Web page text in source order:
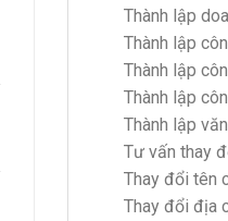
Thành lập
Thành lập
Thành lập
Thành lập
Thành lập
Tư vấn thay
Thay đổi tên
Thay đổi địa